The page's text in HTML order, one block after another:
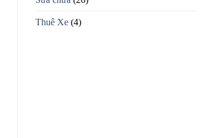
Trước
Nứt:
Nào
Bắt
Thuê Xe (4)